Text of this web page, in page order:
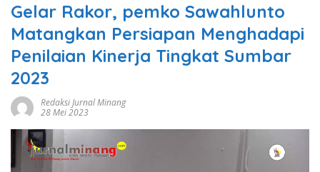
Gelar Rakor, pemko Sawahlunto
Matangkan Persiapan Menghadapi
Penilaian Kinerja Tingkat Sumbar
2023
Redaksi Jurnal Minang
28 Mei 2023